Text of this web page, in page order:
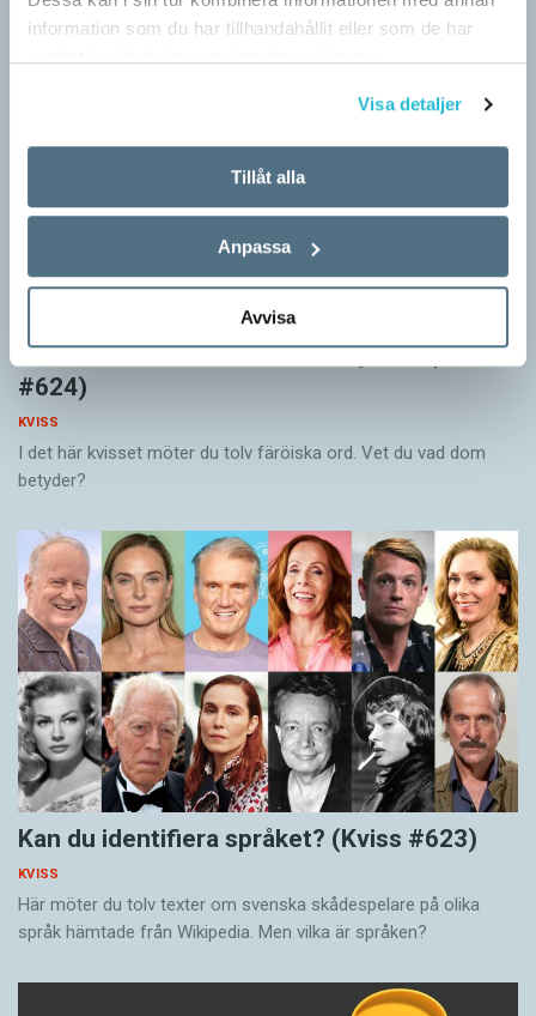
information som du har tillhandahållit eller som de har
Visa detaljer
Tillåt alla
Anpassa
Avvisa
Vet du vad färöiska orden betyder? (Kviss
#624)
KVISS
I det här kvisset möter du tolv färöiska ord. Vet du vad dom
betyder?
Kan du identifiera språket? (Kviss #623)
KVISS
Här möter du tolv texter om svenska skådespelare på olika
språk hämtade från Wikipedia. Men vilka är språken?